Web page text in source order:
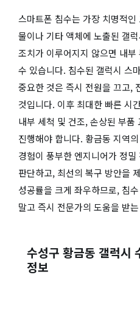
스마트폰 침수는 가장 치명적
물이나 기타 액체에 노출된 갤
조치가 이루어지지 않으면 내
수 있습니다. 침수된 갤럭시 스
중요한 것은 즉시 전원을 끄고,
것입니다. 이후 최대한 빠른 시
내부 세척 및 건조, 손상된 부품
진행해야 합니다. 황금동 지역
경험이 풍부한 엔지니어가 정
판단하고, 최선의 복구 방안을
성공률을 크게 좌우하므로, 침
말고 즉시 전문가의 도움을 받
수성구 황금동 갤럭시
정보